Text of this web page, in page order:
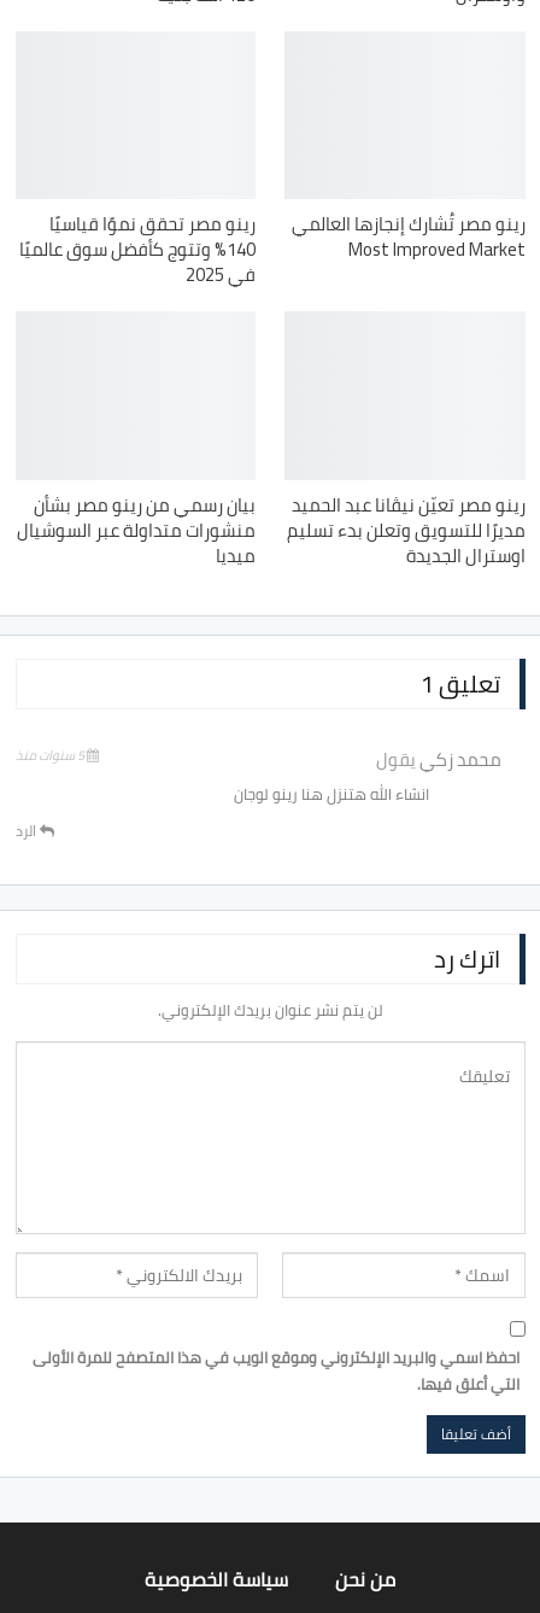
رينو مصر تُشارك إنجازها العالمي
Most Improved Market
رينو مصر تحقق نموًا قياسيًا
140% وتتوج كأفضل سوق عالميًا
في 2025
رينو مصر تعيّن نيڤانا عبد الحميد
مديرًا للتسويق وتعلن بدء تسليم
اوسترال الجديدة
بيان رسمي من رينو مصر بشأن
منشورات متداولة عبر السوشيال
ميديا
تعليق 1
محمد زكييقول 5 سنوات منذ
انشاء الله هتنزل هنا رينو لوجان
الرد
اترك رد
لن يتم نشر عنوان بريدك الإلكتروني.
احفظ اسمي والبريد الإلكتروني وموقع الويب في هذا المتصفح للمرة الأولى
التي أعلق فيها.
من نحن سياسة الخصوصية